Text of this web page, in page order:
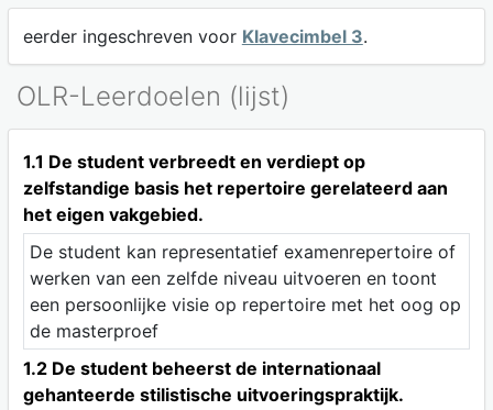
eerder ingeschreven voor Klavecimbel 3.
OLR-Leerdoelen (lijst)
1.1 De student verbreedt en verdiept op
zelfstandige basis het repertoire gerelateerd aan
het eigen vakgebied.
De student kan representatief examenrepertoire of
werken van een zelfde niveau uitvoeren en toont
een persoonlijke visie op repertoire met het oog op
de masterproef
1.2 De student beheerst de internationaal
gehanteerde stilistische uitvoeringspraktijk.